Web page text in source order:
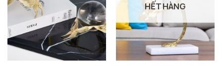
HẾT HÀNG